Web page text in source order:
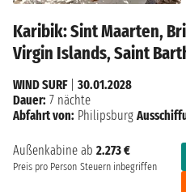
Karibik: Sint Maarten,
Virgin Islands, Saint
Außenkabine ab 2.273 €
Preis pro Person Steuern inbegriffen
WIND SURF| 30.01.2028
Dauer: 7 nächte
Abfahrt von: Philipsburg